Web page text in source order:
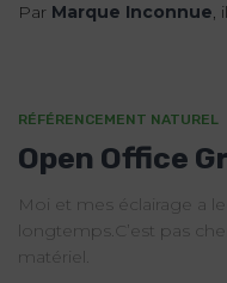
Par Marque Inconnue,
RÉFÉRENCEMENT NATUREL
Open Office
Moi et mes éclairage a
longtemps.C’est pas
matériel.